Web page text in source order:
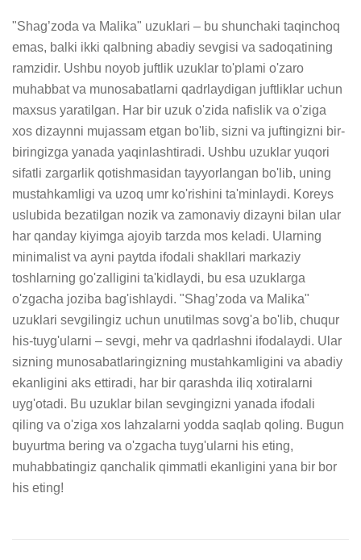
"Shag’zoda va Malika" uzuklari – bu shunchaki taqinchoq
emas, balki ikki qalbning abadiy sevgisi va sadoqatining
ramzidir. Ushbu noyob juftlik uzuklar to'plami o'zaro
muhabbat va munosabatlarni qadrlaydigan juftliklar uchun
maxsus yaratilgan. Har bir uzuk o'zida nafislik va o'ziga
xos dizaynni mujassam etgan bo'lib, sizni va juftingizni bir-
biringizga yanada yaqinlashtiradi. Ushbu uzuklar yuqori
sifatli zargarlik qotishmasidan tayyorlangan bo'lib, uning
mustahkamligi va uzoq umr ko'rishini ta'minlaydi. Koreys
uslubida bezatilgan nozik va zamonaviy dizayni bilan ular
har qanday kiyimga ajoyib tarzda mos keladi. Ularning
minimalist va ayni paytda ifodali shakllari markaziy
toshlarning go'zalligini ta'kidlaydi, bu esa uzuklarga
o'zgacha joziba bag'ishlaydi. "Shag’zoda va Malika"
uzuklari sevgilingiz uchun unutilmas sovg'a bo'lib, chuqur
his-tuyg'ularni – sevgi, mehr va qadrlashni ifodalaydi. Ular
sizning munosabatlaringizning mustahkamligini va abadiy
ekanligini aks ettiradi, har bir qarashda iliq xotiralarni
uyg'otadi. Bu uzuklar bilan sevgingizni yanada ifodali
qiling va o'ziga xos lahzalarni yodda saqlab qoling. Bugun
buyurtma bering va o'zgacha tuyg'ularni his eting,
muhabbatingiz qanchalik qimmatli ekanligini yana bir bor
his eting!